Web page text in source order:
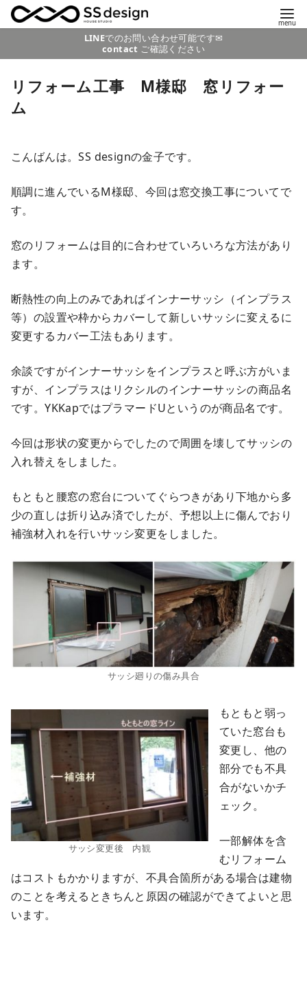
LINEでのお問い合わせ可能です✉
contact ご確認ください
リフォーム工事 M様邸 窓リフォー
ム
こんばんは。SS designの金子です。
順調に進んでいるM様邸、今回は窓交換工事についてで
す。
窓のリフォームは目的に合わせていろいろな方法があり
ます。
断熱性の向上のみであればインナーサッシ（インプラス
等）の設置や枠からカバーして新しいサッシに変えるに
変更するカバー工法もあります。
余談ですがインナーサッシをインプラスと呼ぶ方がいま
すが、インプラスはリクシルのインナーサッシの商品名
です。YKKapではプラマードUというのが商品名です。
今回は形状の変更からでしたので周囲を壊してサッシの
入れ替えをしました。
もともと腰窓の窓台についてぐらつきがあり下地から多
少の直しは折り込み済でしたが、予想以上に傷んでおり
補強材入れを行いサッシ変更をしました。
サッシ廻りの傷み具合
サッシ変更後 内観
もともと弱っ
ていた窓台も
変更し、他の
部分でも不具
合がないかチ
ェック。
一部解体を含
むリフォーム
はコストもかかりますが、不具合箇所がある場合は建物
のことを考えるときちんと原因の確認ができてよいと思
います。